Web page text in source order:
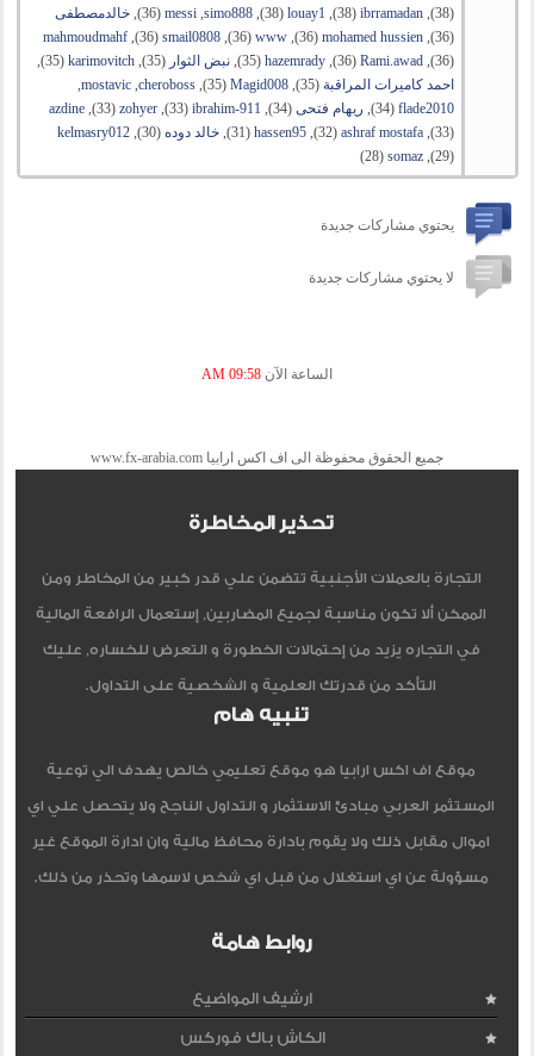
‏(38), ‏
ibrramadan
‏(38), ‏
louay1
‏(38), ‏
simo888
, ‏
messi
‏(36), ‏
خالدمصطفى
‏(36), ‏
mohamed hussien
‏(36), ‏
www
‏(36), ‏
smail0808
‏(36), ‏
mahmoudmahf
‏(36), ‏
Rami.awad
‏(36), ‏
hazemrady
‏(35), ‏ نبض الثوار ‏(35), ‏
karimovitch
‏(35),
احمد كاميرات المراقبة ‏(35), ‏
Magid008
‏(35), ‏
cheroboss
, ‏
mostavic
,
‏
flade2010
‏(34), ‏ ريهام فتحى ‏(34), ‏
ibrahim-911
‏(33), ‏
zohyer
‏(33), ‏
azdine
‏(33), ‏
ashraf mostafa
‏(32), ‏
hassen95
‏(31), ‏ خالد دوده ‏(30), ‏
kelmasry012
‏(29), ‏
somaz
‏(28)
يحتوي مشاركات جديدة
لا يحتوي مشاركات جديدة
الساعة الآن 09:58 AM
جميع الحقوق محفوظة الى اف اكس ارابيا www.fx-arabia.com
تحذير المخاطرة
التجارة بالعملات الأجنبية تتضمن علي قدر كبير من المخاطر ومن
الممكن ألا تكون مناسبة لجميع المضاربين, إستعمال الرافعة المالية
في التجاره يزيد من إحتمالات الخطورة و التعرض للخساره, عليك
التأكد من قدرتك العلمية و الشخصية على التداول.
تنبيه هام
موقع اف اكس ارابيا هو موقع تعليمي خالص يهدف الي توعية
المستثمر العربي مبادئ الاستثمار و التداول الناجح ولا يتحصل علي اي
اموال مقابل ذلك ولا يقوم بادارة محافظ مالية وان ادارة الموقع غير
مسؤولة عن اي استغلال من قبل اي شخص لاسمها وتحذر من ذلك.
روابط هامة
ارشيف المواضيع
الكاش باك فوركس